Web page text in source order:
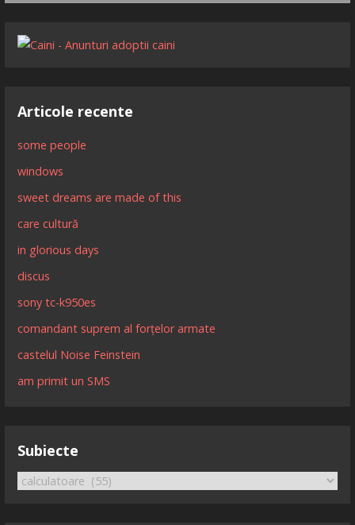
Articole recente
some people
windows
sweet dreams are made of this
care cultură
in glorious days
discus
sony tc-k950es
comandant suprem al forțelor armate
castelul Noise Feinstein
am primit un SMS
Subiecte
Subiecte